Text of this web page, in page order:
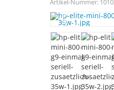
Artikel-Nummer: